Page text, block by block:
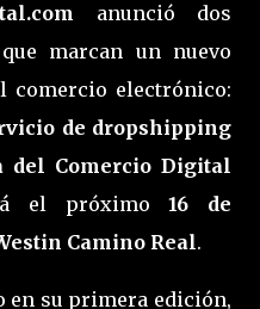
anunció dos
marcan un nuevo
comercio electrónico:
de dropshipping
del Comercio Digital
el próximo16 de
Camino Real.
en su primera edición,